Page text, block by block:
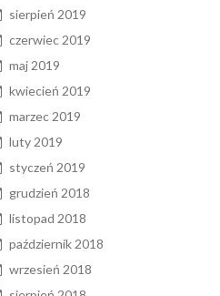
sierpień 2019
czerwiec 2019
maj 2019
kwiecień 2019
marzec 2019
luty 2019
styczeń 2019
grudzień 2018
listopad 2018
październik 2018
wrzesień 2018